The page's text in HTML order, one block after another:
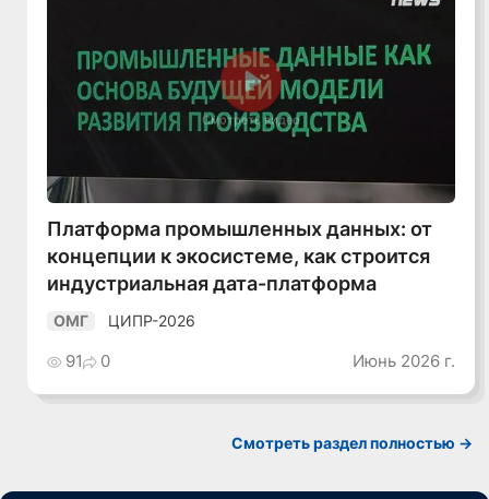
Смотреть видео
Платформа промышленных данных: от
концепции к экосистеме, как строится
индустриальная дата-платформа
ОМГ ЦИПР-2026
91 0 Июнь 2026 г.
Смотреть раздел полностью ->